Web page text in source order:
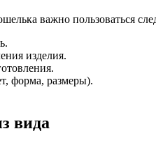
важно пользоваться
изделия.
форма, размеры).
вида